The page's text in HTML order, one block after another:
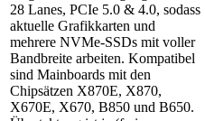
28 Lanes, PCIe 5.0 & 4.0, sodass
aktuelle Grafikkarten und
mehrere NVMe-SSDs mit voller
Bandbreite arbeiten. Kompatibel
sind Mainboards mit den
Chipsätzen X870E, X870,
X670E, X670, B850 und B650.